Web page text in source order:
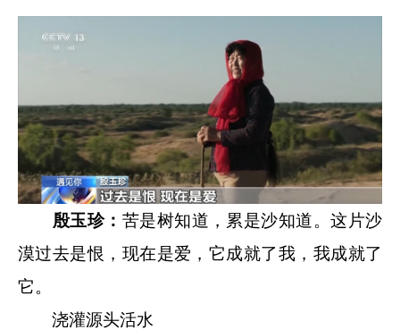
殷玉珍： 苦是树知道，累是沙知道。这片沙
漠过去是恨，现在是爱，它成就了我，我成就了
它。
浇灌源头活水